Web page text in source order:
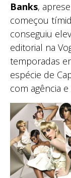
Banks,
começou
conseguiu
editorial na
temporadas
espécie de
com agência